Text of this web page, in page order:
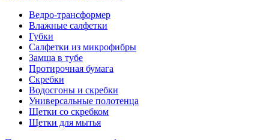
Ведро-трансформер
Влажные салфетки
Губки
Салфетки из микрофибры
Замша в тубе
Протирочная бумага
Скребки
Водосгоны и скребки
Универсальные полотенца
Щетки со скребком
Щетки для мытья